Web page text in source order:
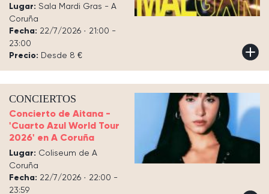
Lugar: Sala Mardi Gras - A
Coruña
Fecha: 22/7/2026 · 21:00 -
23:00
Precio: Desde 8 €
CONCIERTOS
Concierto de Aitana -
'Cuarto Azul World Tour
2026' en A Coruña
Lugar: Coliseum de A
Coruña
Fecha: 22/7/2026 · 22:00 -
23:59